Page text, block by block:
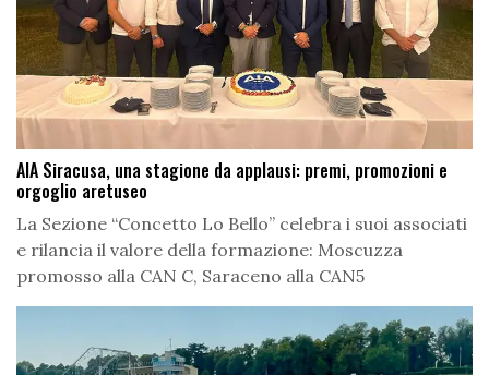
AIA Siracusa, una stagione da applausi: premi, promozioni e
orgoglio aretuseo
La Sezione “Concetto Lo Bello” celebra i suoi associati
e rilancia il valore della formazione: Moscuzza
promosso alla CAN C, Saraceno alla CAN5